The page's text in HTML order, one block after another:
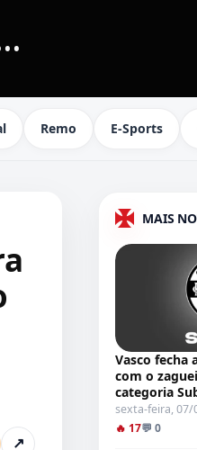
MAIS LINKS DO MENU
Remo E-Sports
↗
MAIS
Vasco fecha
com o
categoria
sexta-feira, 07/
🔥 17💬 0